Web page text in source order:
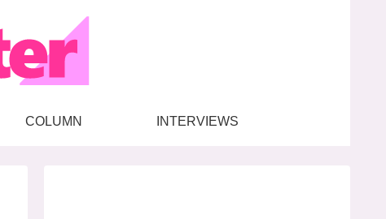
COLUMN INTERVIEWS